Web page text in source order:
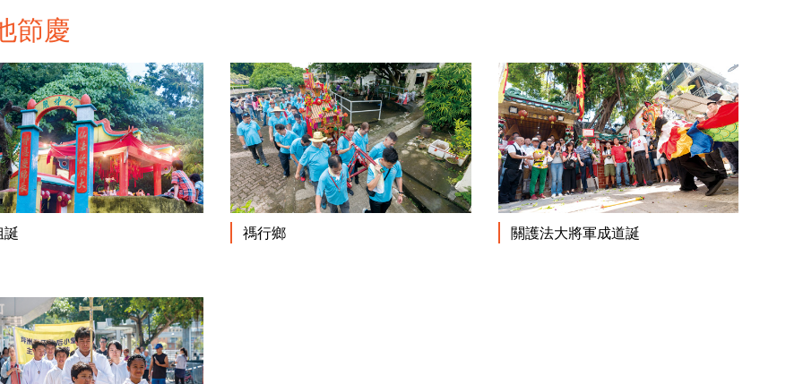
節慶
誕 禡行鄉 關護法大將軍成道誕